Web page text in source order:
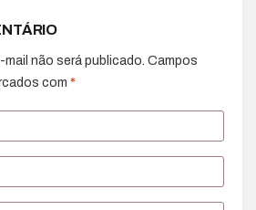
não será publicado. Campos
com *